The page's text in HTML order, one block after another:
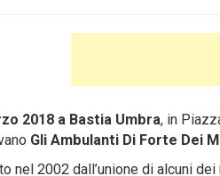
2018 a Bastia Umbra, in
Gli Ambulanti Di Forte Dei
nel 2002 dall’unione di alcuni